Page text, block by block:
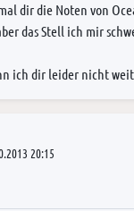
dir die Noten von
das Stell ich mir
ich dir leider nicht
20:15